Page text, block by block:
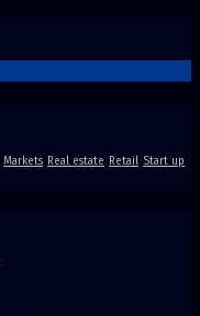
Markets Real estate Retail Start up